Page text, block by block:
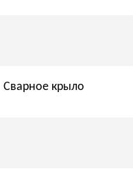
Сварное крыло